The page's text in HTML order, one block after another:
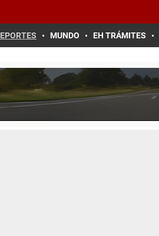
MUNDO EH TRÁMITES